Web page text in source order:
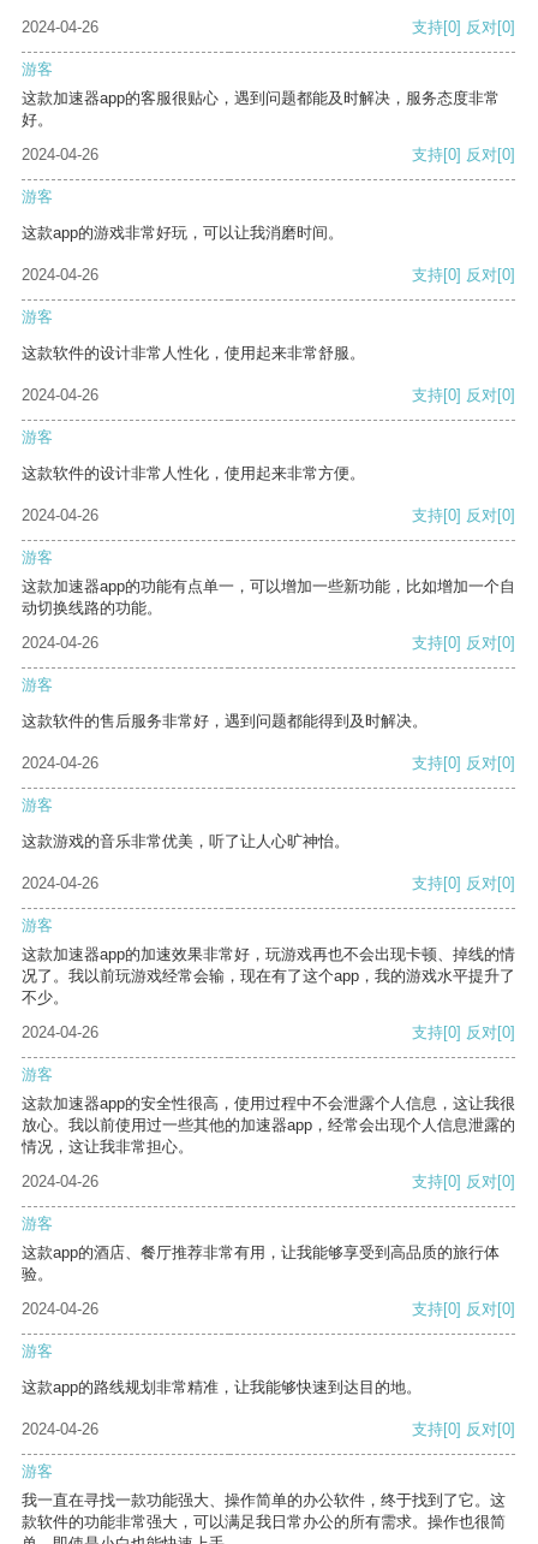
2024-04-26
支持[0] 反对[0]
游客
这款加速器app的客服很贴心，遇到问题都能及时解决，服务态度非常
好。
2024-04-26
支持[0] 反对[0]
游客
这款app的游戏非常好玩，可以让我消磨时间。
2024-04-26 支持[0] 反对[0]
游客
这款软件的设计非常人性化，使用起来非常舒服。
2024-04-26 支持[0] 反对[0]
游客
这款软件的设计非常人性化，使用起来非常方便。
2024-04-26 支持[0] 反对[0]
游客
这款加速器app的功能有点单一，可以增加一些新功能，比如增加一个自
动切换线路的功能。
2024-04-26
支持[0] 反对[0]
游客
这款软件的售后服务非常好，遇到问题都能得到及时解决。
2024-04-26 支持[0] 反对[0]
游客
这款游戏的音乐非常优美，听了让人心旷神怡。
2024-04-26 支持[0] 反对[0]
游客
这款加速器app的加速效果非常好，玩游戏再也不会出现卡顿、掉线的情
况了。我以前玩游戏经常会输，现在有了这个app，我的游戏水平提升了
不少。
2024-04-26
支持[0] 反对[0]
游客
这款加速器app的安全性很高，使用过程中不会泄露个人信息，这让我很
放心。我以前使用过一些其他的加速器app，经常会出现个人信息泄露的
情况，这让我非常担心。
2024-04-26
支持[0] 反对[0]
游客
这款app的酒店、餐厅推荐非常有用，让我能够享受到高品质的旅行体
验。
2024-04-26
支持[0] 反对[0]
游客
这款app的路线规划非常精准，让我能够快速到达目的地。
2024-04-26 支持[0] 反对[0]
游客
我一直在寻找一款功能强大、操作简单的办公软件，终于找到了它。这
款软件的功能非常强大，可以满足我日常办公的所有需求。操作也很简